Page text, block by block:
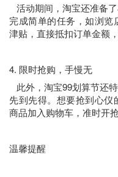
活动期间，淘宝还准备
完成简单的任务，如浏览
津贴，直接抵扣订单金额
4. 限时抢购，手慢无
此外，淘宝99划算节还
先到先得。想要抢到心仪
商品加入购物车，准时开
温馨提醒